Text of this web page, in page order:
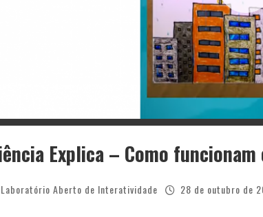
Explica – Como
Laboratório Aberto de Interatividade 28 de outubro de